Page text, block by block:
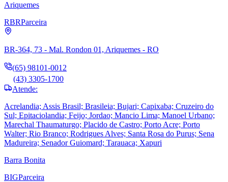
Ariquemes
RBRParceira
BR-364, 73 - Mal. Rondon 01, Ariquemes - RO
(65) 98101-0012
(43) 3305-1700
Atende:
Acrelandia; Assis Brasil; Brasileia; Bujari; Capixaba; Cruzeiro do
Sul; Epitaciolandia; Feijo; Jordao; Mancio Lima; Manoel Urbano;
Marechal Thaumaturgo; Placido de Castro; Porto Acre; Porto
Walter; Rio Branco; Rodrigues Alves; Santa Rosa do Purus; Sena
Madureira; Senador Guiomard; Tarauaca; Xapuri
Barra Bonita
BIGParceira